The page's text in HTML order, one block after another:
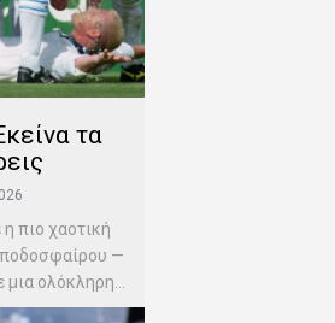
τα
πιο χαοτική
ποδοσφαίρου —
μια ολόκληρη...